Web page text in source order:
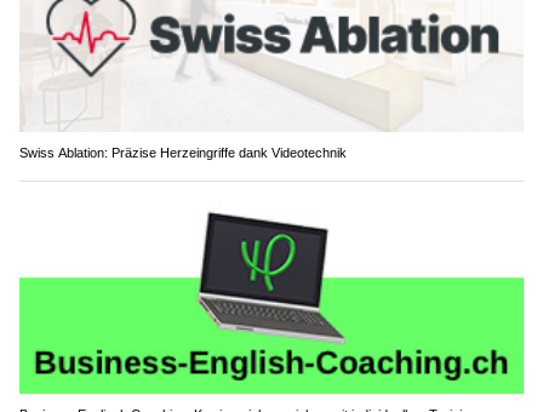
Swiss Ablation: Präzise Herzeingriffe dank Videotechnik